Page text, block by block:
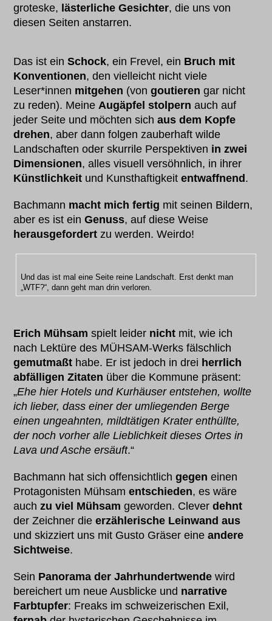
groteske, lästerliche Gesichter, die uns von
diesen Seiten anstarren.
Das ist einSchock, ein Frevel, ein Bruch mit
Konventionen, den vielleicht nicht viele
Leser*innen mitgehen (vongoutieren gar nicht
zu reden). MeineAugäpfel stolpern auch auf
jeder Seite und möchten sichaus dem Kopfe
drehen, aber dann folgen zauberhaft wilde
Landschaften oder skurrile Perspektiven in zwei
Dimensionen, alles visuell versöhnlich, in ihrer
Künstlichkeit und Kunsthaftigkeitentwaffnend .
Bachmann macht mich fertig mit seinen Bildern,
aber es ist einGenuss, auf diese Weise
herausgefordert zu werden. Weirdo!
Und das ist mal eine Seite reine Landschaft. Erst denkt man
„WTF?“, dann geht man drin verloren.
Erich Mühsam spielt leider nicht mit, wie ich
nach Lektüre des MÜHSAM-Werks fälschlich
gemutmaßt habe. Er ist jedoch in drei herrlich
abfälligen Zitaten über die Kommune präsent:
„Ehe hier Hotels und Kurhäuser entstehen, wollte
ich lieber, dass einer der umliegenden Berge
einen ungeahnten, mildtätigen Krater enthüllte,
der noch vorher alle Lieblichkeit dieses Ortes in
Lava und Asche ersäuft.“
Bachmann hat sich offensichtlichgegen einen
Protagonisten Mühsamentschieden, es wäre
auchzu viel Mühsam geworden. Cleverdehnt
der Zeichner dieerzählerische Leinwand aus
und skizziert uns mit Gusto Gräser eineandere
Sichtweise.
Sein Panorama der Jahrhundertwende wird
bereichert um neue Ausblicke und narrative
Farbtupfer: Freaks im schweizerischen Exil,